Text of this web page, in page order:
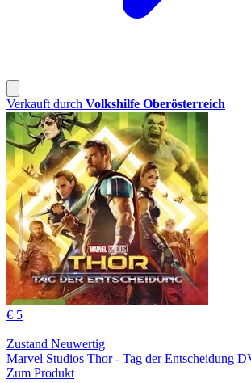
Verkauft durch Volkshilfe Oberösterreich
€ 5
Zustand Neuwertig
Marvel Studios Thor - Tag der Entscheidung
Zum Produkt